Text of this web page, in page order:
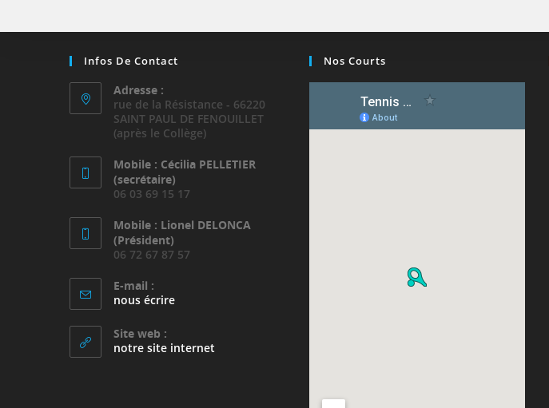
Infos De Contact
Adresse :
rue de la Résistance - 66220
SAINT PAUL DE FENOUILLET
(après le Collège)
Mobile : Cécilia PELLETIER
(secrétaire)
06 03 69 15 17
Mobile : Lionel DELONCA
(Président)
06 72 67 87 57
E-mail :
nous écrireS’ouvre
application
Site web :
notre site internet
Nos Courts